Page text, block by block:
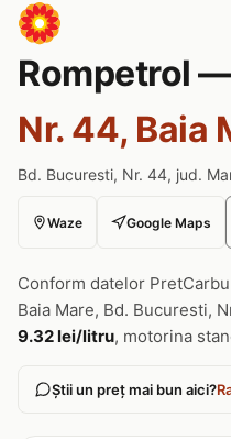
Rompetrol
Nr. 44, Baia
Bd. Bucuresti, Nr. 44, jud.
Waze Google Maps
Conform datelor
Baia Mare, Bd. Bucuresti,
9.32 lei/litru, motorina
Știi un preț mai bun aici?